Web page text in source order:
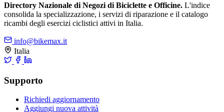
Directory Nazionale di Negozi di Biciclette e Officine. L'indice
consolida la specializzazione, i servizi di riparazione e il catalogo
ricambi degli esercizi ciclistici attivi in Italia.
info@bikemax.it
Italia
Supporto
Richiedi aggiornamento
Aggiungi nuova attività